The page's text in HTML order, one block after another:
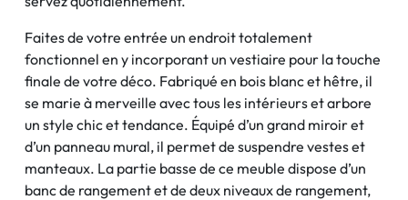
Faites de votre entrée un endroit totalement
fonctionnel en y incorporant un vestiaire pour la touche
finale de votre déco. Fabriqué en bois blanc et hêtre, il
se marie à merveille avec tous les intérieurs et arbore
un style chic et tendance. Équipé d’un grand miroir et
d’un panneau mural, il permet de suspendre vestes et
manteaux. La partie basse de ce meuble dispose d’un
banc de rangement et de deux niveaux de rangement,